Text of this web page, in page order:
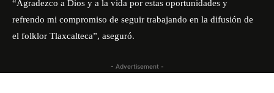
“Agradezco a Dios y a la vida por estas oportunidades y
refrendo mi compromiso de seguir trabajando en la difusión de
el folklor Tlaxcalteca”, aseguró.
- Advertisement -